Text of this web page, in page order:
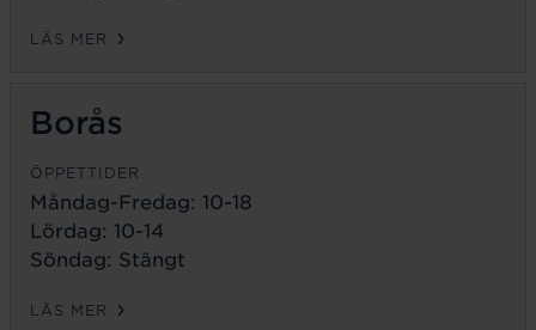
LÄS MER
Borås
ÖPPETTIDER
Måndag-Fredag: 10-18
Lördag: 10-14
Söndag: Stängt
LÄS MER